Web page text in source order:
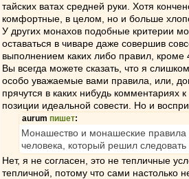
тайских ватах средней руки. Хотя
комфортные, в целом, но и больше
У других монахов подобные критерии
оставаться в чиваре даже совершив
выполнением каких либо правил,
Вы всегда можете сказать, что я
особо уважаемые вами правила, или,
прячутся в каких нибудь комментариях
позиции идеальной совести. Но и
aurum пишет:
Монашество и монашеские правила
человека, который решил
Нет, я не согласен, это не тепличные
тепличной, потому что сами настолько